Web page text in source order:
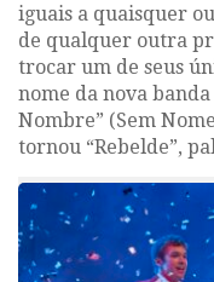
iguais a quaisquer
de qualquer outra
trocar um de seus
nome da nova
Nombre” (Sem
tornou “Rebelde”,